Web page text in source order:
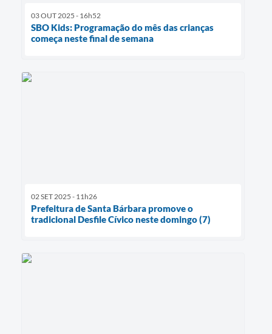
03 OUT 2025 - 16h52
SBO Kids: Programação do mês das crianças
começa neste final de semana
02 SET 2025 - 11h26
Prefeitura de Santa Bárbara promove o
tradicional Desfile Cívico neste domingo (7)